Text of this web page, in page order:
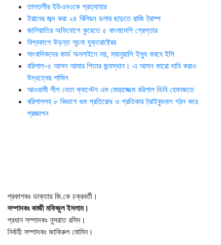
তালতলীর ইউএনওকে প্রত্যাহার
ইরানের জব্দ করা ২৪ বিলিয়ন ডলার ছাড়তে রাজি ট্রাম্প
জালিয়াতির অভিযোগে কুয়েতে ৫ বাংলাদেশি গ্রেপ্তার
বিশ্বকাপে উড়ন্ত সূচনা যুক্তরাষ্ট্রের
সাংবাদিকদের কার্ড অনলাইনে নয়, ম্যানুয়ালি ইস্যু করবে ইসি
বরিশাল-৫ আসন আমার পিতার জন্মস্থান। এ আসন কারো দাবি করাও
উদ্ধত্বের শামিল
আওয়ামী লীগ নেতা ক্যাপ্টেন এম মোয়াজ্জেম বরিশাল ডিবি হেফাজতে
বরিশালসহ ৮ বিভাগে গুম প্রতিরোধ ও প্রতিকার ট্রাইব্যুনাল গঠন করে
প্রজ্ঞাপন
প্রকাশকঃ ডাক্তার জি.কে চক্রবর্তী।
সম্পাদকঃ কাজী মফিজুল ইসলাম।
প্রধান সম্পাদকঃ নুসরাত রসিদ।
নির্বাহী সম্পাদকঃ জাকিরুল মোমিন।